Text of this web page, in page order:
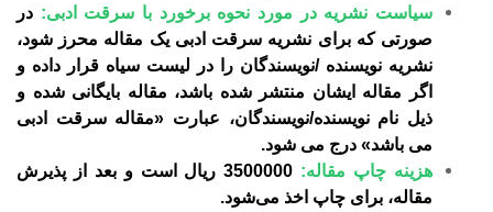
سیاست نشریه در مورد نحوه برخورد با سرقت ادبی: در
صورتی که برای نشریه سرقت ادبی یک مقاله محرز شود،
نشریه نویسنده /نویسندگان را در لیست سیاه قرار داده و
اگر مقاله ایشان منتشر شده باشد، مقاله بایگانی شده و
ذیل نام نویسنده/نویسندگان، عبارت «مقاله سرقت ادبی
می باشد» درج می شود.
هزینه چاپ مقاله:
3500000 ریال است و بعد از پذیرش
مقاله، برای چاپ اخذ می‌شود.